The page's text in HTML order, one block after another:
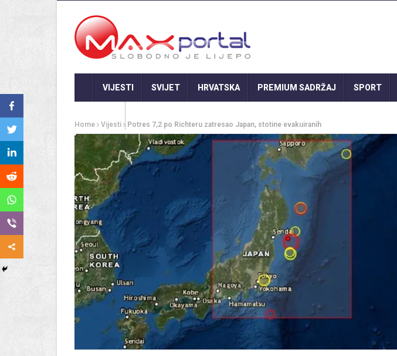
VIJESTI SVIJET HRVATSKA PREMIUM SADRŽAJ SPORT
Home Vijesti Potres 7,2 po Richteru zatresao Japan, stotine evakuiranih